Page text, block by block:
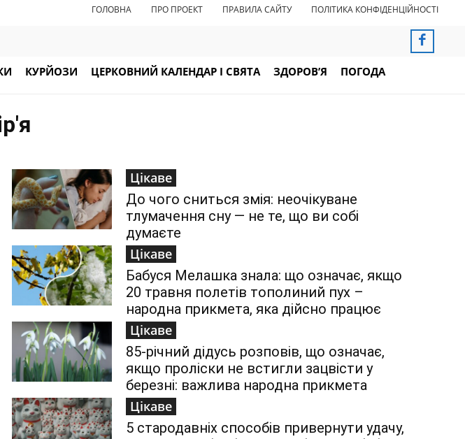
ГОЛОВНА ПРО ПРОЕКТ ПРАВИЛА САЙТУ ПОЛІТИКА КОНФІДЕНЦІЙНОСТІ
КУРЙОЗИ ЦЕРКОВНИЙ КАЛЕНДАР І СВЯТА ЗДОРОВ’Я ПОГОДА
Цікаве
До чого сниться змія: неочікуване
тлумачення сну — не те, що ви собі
думаєте
Цікаве
Бабуся Мелашка знала: що означає, якщо
20 травня полетів тополиний пух –
народна прикмета, яка дійсно працює
Цікаве
85-річний дідусь розповів, що означає,
якщо проліски не встигли зацвісти у
березні: важлива народна прикмета
Цікаве
5 стародавніх способів привернути удачу,